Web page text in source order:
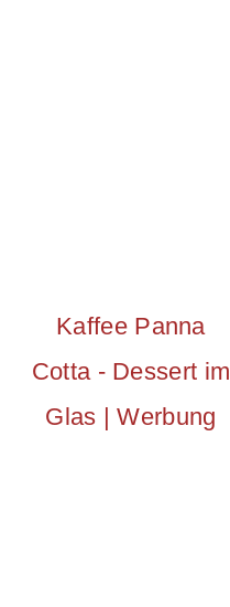
Kaffee Panna
Cotta - Dessert im
Glas | Werbung